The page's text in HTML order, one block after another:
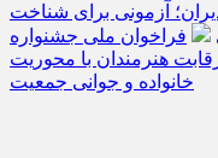
آزمونی برای شناخت
فراخوان ملی جشنواره
هنرمندان با محوریت
خانواده و جوانی جمعیت